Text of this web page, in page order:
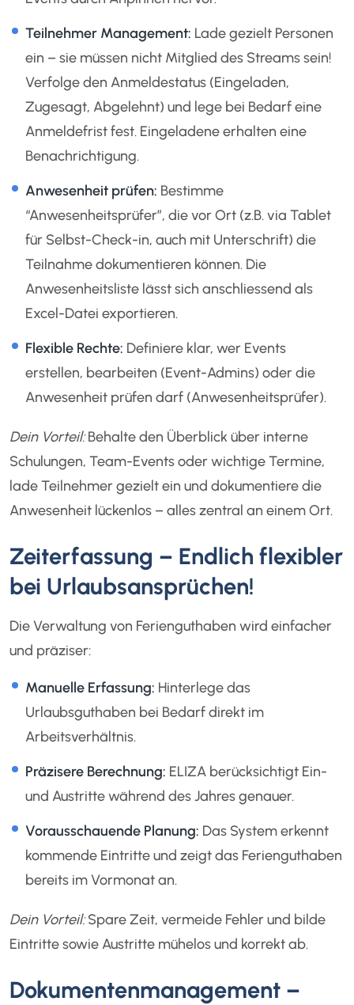
Teilnehmer Management: Lade gezielt Personen
ein – sie müssen nicht Mitglied des Streams sein!
Verfolge den Anmeldestatus (Eingeladen,
Zugesagt, Abgelehnt) und lege bei Bedarf eine
Anmeldefrist fest. Eingeladene erhalten eine
Benachrichtigung.
Anwesenheit prüfen: Bestimme
“Anwesenheitsprüfer”, die vor Ort (z.B. via Tablet
für Selbst-Check-in, auch mit Unterschrift) die
Teilnahme dokumentieren können. Die
Anwesenheitsliste lässt sich anschliessend als
Excel-Datei exportieren.
Flexible Rechte: Definiere klar, wer Events
erstellen, bearbeiten (Event-Admins) oder die
Anwesenheit prüfen darf (Anwesenheitsprüfer).
Dein Vorteil:Behalte den Überblick über interne
Schulungen, Team-Events oder wichtige Termine,
lade Teilnehmer gezielt ein und dokumentiere die
Anwesenheit lückenlos – alles zentral an einem Ort.
Zeiterfassung – Endlich flexibler
bei Urlaubsansprüchen!
Die Verwaltung von Ferienguthaben wird einfacher
und präziser:
Manuelle Erfassung: Hinterlege das
Urlaubsguthaben bei Bedarf direkt im
Arbeitsverhältnis.
Präzisere Berechnung: ELIZA berücksichtigt Ein-
und Austritte während des Jahres genauer.
Vorausschauende Planung: Das System erkennt
kommende Eintritte und zeigt das Ferienguthaben
bereits im Vormonat an.
Dein Vorteil:Spare Zeit, vermeide Fehler und bilde
Eintritte sowie Austritte mühelos und korrekt ab.
Dokumentenmanagement –